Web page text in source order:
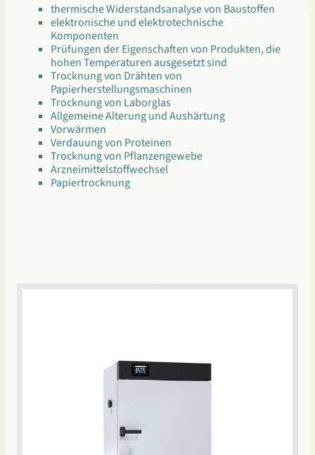
thermische Widerstandsanalyse von Baustoffen
elektronische und elektrotechnische
Komponenten
Prüfungen der Eigenschaften von Produkten, die
hohen Temperaturen ausgesetzt sind
Trocknung von Drähten von
Papierherstellungsmaschinen
Trocknung von Laborglas
Allgemeine Alterung und Aushärtung
Vorwärmen
Verdauung von Proteinen
Trocknung von Pflanzengewebe
Arzneimittelstoffwechsel
Papiertrocknung